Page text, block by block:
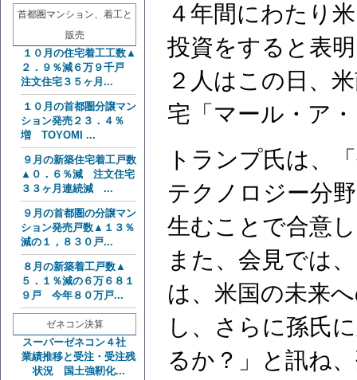
首都圏マンション、着工と
販売
１０月の住宅着工工数▲
２．９％減６万９千戸
注文住宅３５ヶ月...
１０月の首都圏分譲マン
ション発売２３．４％
増 TOYOMI ...
９月の新築住宅着工戸数
▲０．６％減 注文住宅
３３ヶ月連続減 ...
９月の首都圏の分譲マン
ション発売戸数▲１３％
減の１，８３０戸...
８月の新築着工戸数▲
５．１％減の６万６８１
９戸 今年８０万戸...
ゼネコン決算
スーパーゼネコン４社
業績推移と受注・受注残
状況 国土強靭化...
４年間にわたり
投資をすると表
２人はこの日、
宅「マール・ア
トランプ氏は、
テクノロジー分
生むことで合意
また、会見では
は、米国の未来
し、さらに孫氏
るか？」と訊ね